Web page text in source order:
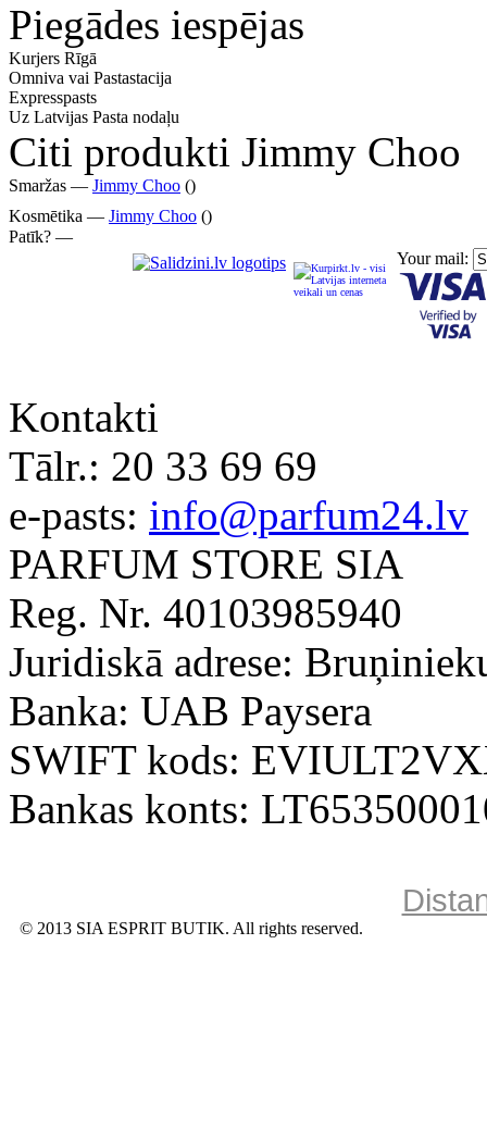
Piegādes iespējas
Kurjers Rīgā
Omniva vai Pastastacija
Expresspasts
Uz Latvijas Pasta nodaļu
Citi produkti Jimmy Choo
Smaržas — Jimmy Choo ()
Kosmētika — Jimmy Choo ()
Patīk? —
Your mail:
Kontakti
Tālr.: 20 33 69 69
e-pasts: info@parfum24.lv
PARFUM STORE SIA
Reg. Nr. 40103985940
Juridiskā adrese:
Banka: UAB Paysera
SWIFT kods:
Bankas konts:
© 2013 SIA ESPRIT BUTIK. All rights reserved.